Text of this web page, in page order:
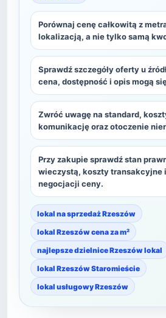
Porównaj cenę całkowitą z
lokalizacją, a nie tylko samą
Sprawdź szczegóły oferty u
cena, dostępność i opis mogą
Zwróć uwagę na standard,
komunikację oraz otoczenie
Przy zakupie sprawdź stan
wieczystą, koszty transakcyjne
negocjacji ceny.
lokal na sprzedaż Rzeszów
lokal Rzeszów cena za m²
najlepsze dzielnice Rzeszów lokal
lokal Rzeszów Staromieście
lokal usługowy Rzeszów